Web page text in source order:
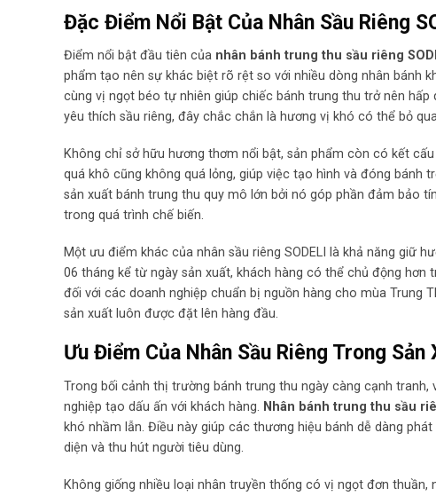
Đặc Điểm Nổi Bật Của Nhân Sầu Riêng
Điểm nổi bật đầu tiên của nhân bánh trung thu sầu riêng
phẩm tạo nên sự khác biệt rõ rệt so với nhiều dòng nhân bánh
cùng vị ngọt béo tự nhiên giúp chiếc bánh trung thu trở nên
yêu thích sầu riêng, đây chắc chắn là hương vị khó có thể bỏ
Không chỉ sở hữu hương thơm nổi bật, sản phẩm còn có kết
quá khô cũng không quá lỏng, giúp việc tạo hình và đóng bánh
sản xuất bánh trung thu quy mô lớn bởi nó góp phần đảm bảo
trong quá trình chế biến.
Một ưu điểm khác của nhân sầu riêng SODELI là khả năng giữ
06 tháng kể từ ngày sản xuất, khách hàng có thể chủ động
đối với các doanh nghiệp chuẩn bị nguồn hàng cho mùa Trung
sản xuất luôn được đặt lên hàng đầu.
Ưu Điểm Của Nhân Sầu Riêng Trong Sản
Trong bối cảnh thị trường bánh trung thu ngày càng cạnh
nghiệp tạo dấu ấn với khách hàng. Nhân bánh trung thu sầu
khó nhầm lẫn. Điều này giúp các thương hiệu bánh dễ dàng
diện và thu hút người tiêu dùng.
Không giống nhiều loại nhân truyền thống có vị ngọt đơn